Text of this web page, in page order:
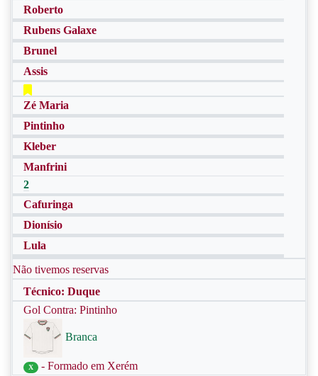
Roberto
Rubens Galaxe
Brunel
Assis
Zé Maria
Pintinho
Kleber
Manfrini
2
Cafuringa
Dionísio
Lula
Não tivemos reservas
Técnico: Duque
Gol Contra: Pintinho
Branca
X - Formado em Xerém